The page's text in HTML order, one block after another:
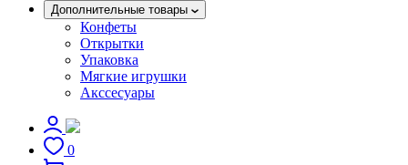
Дополнительные товары
Конфеты
Открытки
Упаковка
Мягкие игрушки
Акссесуары
0